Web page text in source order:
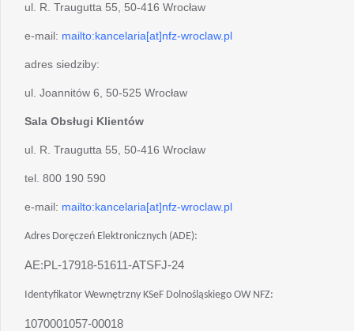
ul. R. Traugutta 55, 50-416 Wrocław
e-mail: mailto:kancelaria[at]nfz-wroclaw.pl
adres siedziby:
ul. Joannitów 6, 50-525 Wrocław
Sala Obsługi Klientów
ul. R. Traugutta 55, 50-416 Wrocław
tel. 800 190 590
e-mail: mailto:kancelaria[at]nfz-wroclaw.pl
Adres Doręczeń Elektronicznych (ADE):
AE:PL-17918-51611-ATSFJ-24
Identyfikator Wewnętrzny KSeF Dolnośląskiego OW NFZ:
1070001057-00018